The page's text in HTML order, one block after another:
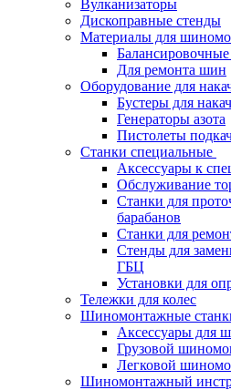
Вулканизаторы
Дископравные стенды
Материалы для
Балансировочные
Для ремонта шин
Оборудование для
Бустеры для
Генераторы азота
Пистолеты
Станки специальные
Аксессуары к
Обслуживание
Станки для
барабанов
Станки для
Стенды для
ГБЦ
Установки для
Тележки для колес
Шиномонтажные
Аксессуары для
Грузовой
Легковой
Шиномонтажный